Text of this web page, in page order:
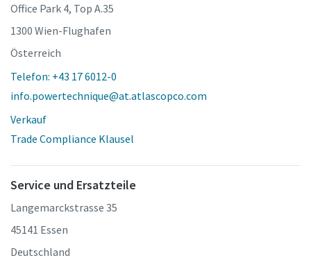
Office Park 4, Top A.35
1300 Wien-Flughafen
Österreich
Telefon: +43 17 6012-0
info.powertechnique@at.atlascopco.com
Verkauf
Trade Compliance Klausel
Service und Ersatzteile
Langemarckstrasse 35
45141 Essen
Deutschland